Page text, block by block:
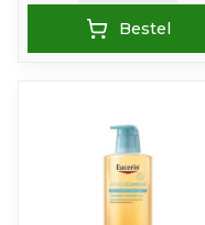
Bestel